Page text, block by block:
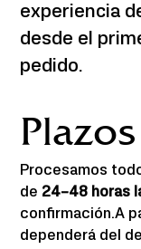
experiencia
desde el
pedido.
Procesamos
de 24–48 horas
confirmación.A
dependerá del